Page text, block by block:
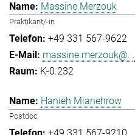
Massine Merzouk
Praktikant/-in
+49 331 567-9622
massine.merzouk@...
K-0.232
Hanieh Mianehrow
Postdoc